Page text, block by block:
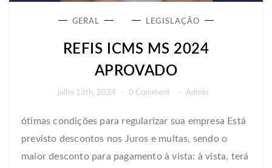
GERAL LEGISLAÇÃO
REFIS ICMS MS 2024
APROVADO
julho 13th, 2024 - 0 Comment - Admin
ótimas condições para regularizar sua empresa Está
previsto descontos nos Juros e multas, sendo o
maior desconto para pagamento à vista: à vista, terá